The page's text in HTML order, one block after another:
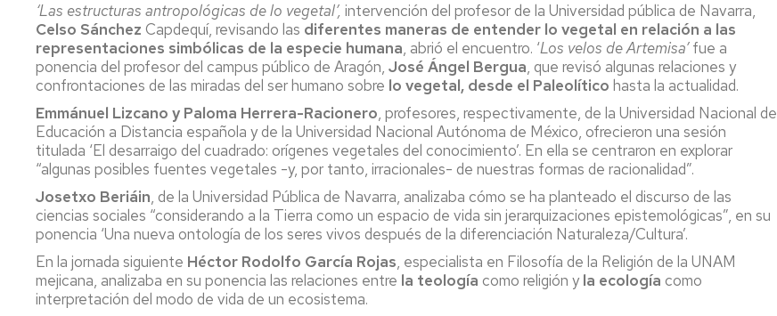
‘Las estructuras antropológicas de lo vegetal’, intervención del profesor de la Universidad pública de Navarra,
Celso Sánchez Capdequí, revisando las diferentes maneras de entender lo vegetal en relación a las
representaciones simbólicas de la especie humana, abrió el encuentro. ‘Los velos de Artemisa’fue a
ponencia del profesor del campus público de Aragón, José Ángel Bergua, que revisó algunas relaciones y
confrontaciones de las miradas del ser humano sobre lo vegetal, desde el Paleolítico hasta la actualidad.
Emmánuel Lizcano y Paloma Herrera-Racionero, profesores, respectivamente, de la Universidad Nacional de
Educación a Distancia española y de la Universidad Nacional Autónoma de México, ofrecieron una sesión
titulada ‘El desarraigo del cuadrado: orígenes vegetales del conocimiento’. En ella se centraron en explorar
“algunas posibles fuentes vegetales -y, por tanto, irracionales- de nuestras formas de racionalidad”.
Josetxo Beriáin, de la Universidad Pública de Navarra, analizaba cómo se ha planteado el discurso de las
ciencias sociales “considerando a la Tierra como un espacio de vida sin jerarquizaciones epistemológicas”, en su
ponencia ‘Una nueva ontología de los seres vivos después de la diferenciación Naturaleza/Cultura’.
En la jornada siguiente Héctor Rodolfo García Rojas, especialista en Filosofía de la Religión de la UNAM
mejicana, analizaba en su ponencia las relaciones entre la teología como religión y la ecología como
interpretación del modo de vida de un ecosistema.